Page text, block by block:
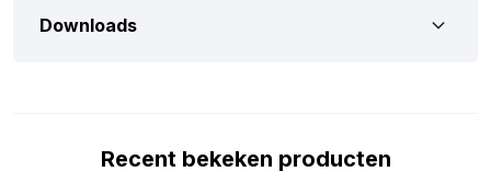
Om zeker te weten dat je de BA15S LED lampen set ROOD
Breedte top: 23 mm
Downloads
Recent bekeken producten